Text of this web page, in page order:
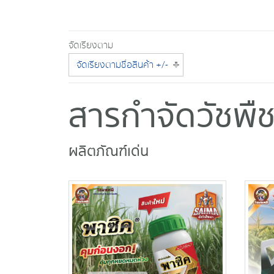
จัดเรียงตาม
จัดเรียงตามชื่อสินค้า +/-
สารกำจัดวัชพื
ผลิตภัณฑ์เด่น